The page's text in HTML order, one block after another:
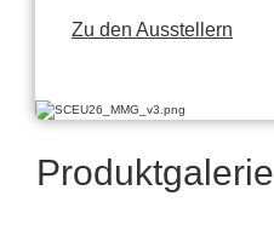
Zu den Ausstellern
Produktgalerie